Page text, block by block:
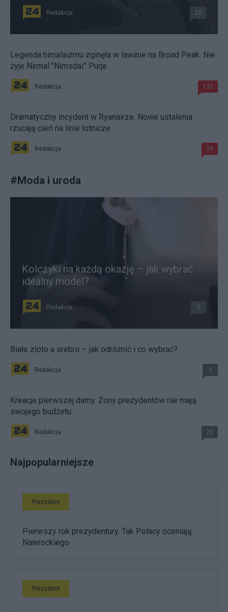
Redakcja 22
Legenda himalaizmu zginęła w lawinie na Broad Peak. Nie
żyje Nirmal "Nimsdai” Purja
Redakcja 132
Dramatyczny incydent w Ryanairze. Nowe ustalenia
rzucają cień na linie lotnicze
Redakcja 29
#Moda i uroda
Kolczyki na każdą okazję – jak wybrać
idealny model?
Redakcja 2
Białe złoto a srebro – jak odróżnić i co wybrać?
Redakcja 2
Kreacje pierwszej damy. Żony prezydentów nie mają
swojego budżetu
Redakcja 29
Najpopularniejsze
Prezydent
Pierwszy rok prezydentury. Tak Polacy oceniają
Nawrockiego
Prezydent